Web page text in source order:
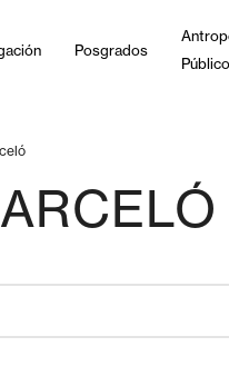
Posgrados
Público